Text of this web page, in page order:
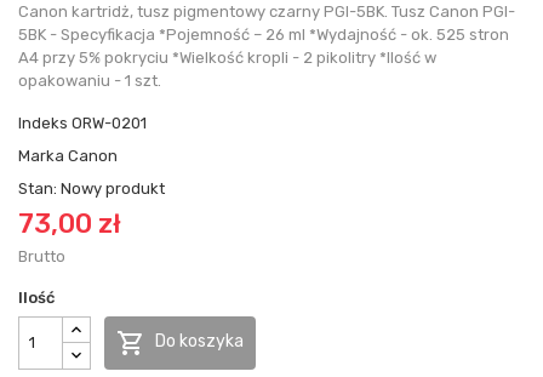
Canon kartridż, tusz pigmentowy czarny PGI-5BK. Tusz Canon PGI-
5BK - Specyfikacja *Pojemność – 26 ml *Wydajność - ok. 525 stron
A4 przy 5% pokryciu *Wielkość kropli - 2 pikolitry *Ilość w
opakowaniu - 1 szt.
Indeks ORW-0201
Marka Canon
Stan: Nowy produkt
73,00 zł
Brutto
Ilość
 Do koszyka